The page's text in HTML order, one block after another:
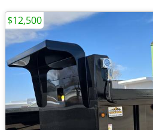
$12,500